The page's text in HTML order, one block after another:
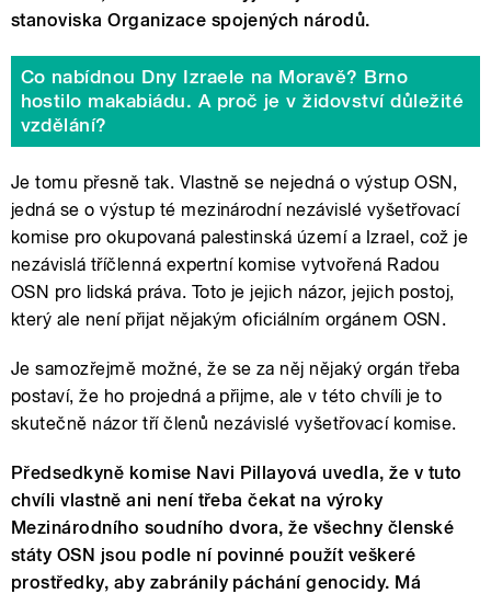
stanoviska Organizace spojených národů.
Co nabídnou Dny Izraele na Moravě? Brno
hostilo makabiádu. A proč je v židovství důležité
vzdělání?
Je tomu přesně tak. Vlastně se nejedná o výstup OSN,
jedná se o výstup té mezinárodní nezávislé vyšetřovací
komise pro okupovaná palestinská území a Izrael, což je
nezávislá tříčlenná expertní komise vytvořená Radou
OSN pro lidská práva. Toto je jejich názor, jejich postoj,
který ale není přijat nějakým oficiálním orgánem OSN.
Je samozřejmě možné, že se za něj nějaký orgán třeba
postaví, že ho projedná a přijme, ale v této chvíli je to
skutečně názor tří členů nezávislé vyšetřovací komise.
Předsedkyně komise Navi Pillayová uvedla, že v tuto
chvíli vlastně ani není třeba čekat na výroky
Mezinárodního soudního dvora, že všechny členské
státy OSN jsou podle ní povinné použít veškeré
prostředky, aby zabránily páchání genocidy. Má